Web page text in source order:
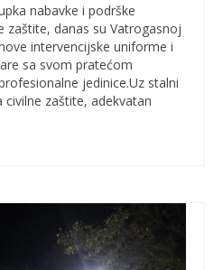
nabavke i podrške
zaštite, danas su Vatrogasnoj
intervencijske uniforme i
sa svom pratećom
jedinice.Uz stalni
zaštite, adekvatan